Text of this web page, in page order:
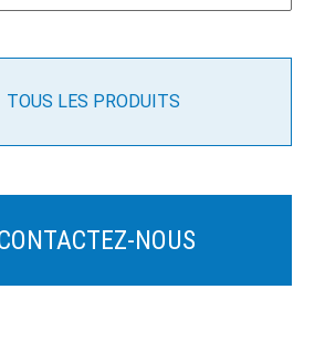
TOUS LES PRODUITS
NOUS